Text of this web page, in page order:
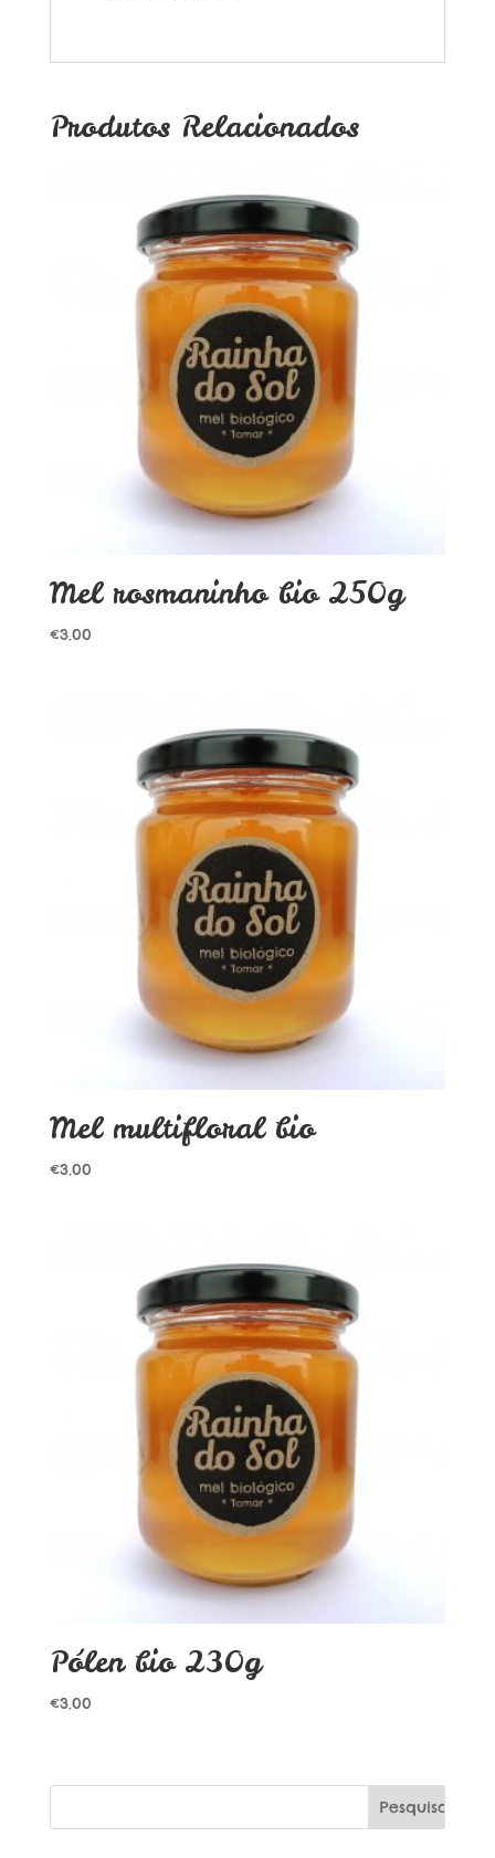
Produtos Relacionados
Mel rosmaninho bio 250g
€3.00
Mel multifloral bio
€3.00
Pólen bio 230g
€3.00